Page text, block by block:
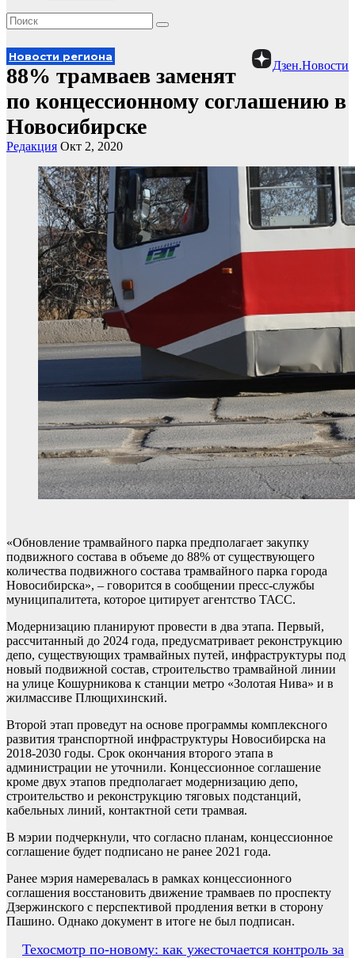
Дзен.Новости
Новости региона
88% трамваев заменят
по концессионному соглашению в
Новосибирске
Редакция Окт 2, 2020
«Обновление трамвайного парка предполагает закупку
подвижного состава в объеме до 88% от существующего
количества подвижного состава трамвайного парка города
Новосибирска», – говорится в сообщении пресс-службы
муниципалитета, которое цитирует агентство ТАСС.
Модернизацию планируют провести в два этапа. Первый,
рассчитанный до 2024 года, предусматривает реконструкцию
депо, существующих трамвайных путей, инфраструктуры под
новый подвижной состав, строительство трамвайной линии
на улице Кошурникова к станции метро «Золотая Нива» и в
жилмассиве Плющихинский.
Второй этап проведут на основе программы комплексного
развития транспортной инфраструктуры Новосибирска на
2018-2030 годы. Срок окончания второго этапа в
администрации не уточнили. Концессионное соглашение
кроме двух этапов предполагает модернизацию депо,
строительство и реконструкцию тяговых подстанций,
кабельных линий, контактной сети трамвая.
В мэрии подчеркнули, что согласно планам, концессионное
соглашение будет подписано не ранее 2021 года.
Ранее мэрия намеревалась в рамках концессионного
соглашения восстановить движение трамваев по проспекту
Дзержинского с перспективой продления ветки в сторону
Пашино. Однако документ в итоге не был подписан.
Навигация
Техосмотр по-новому: как ужесточается контроль за